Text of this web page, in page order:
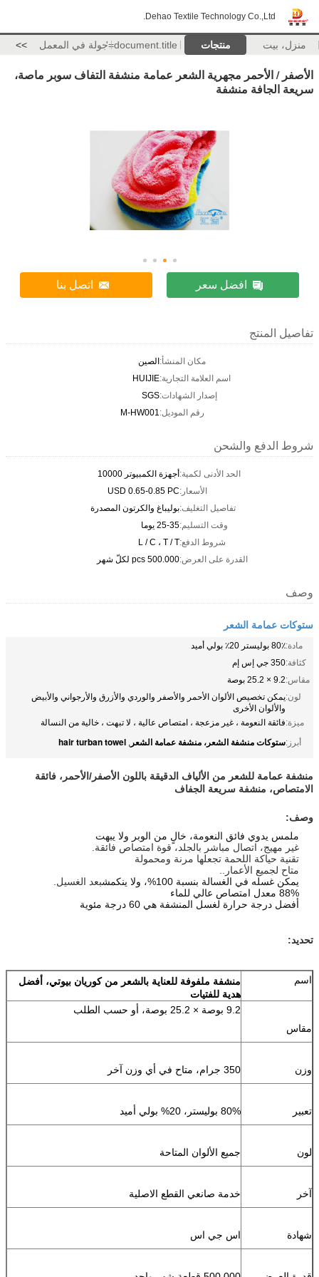
Dehao Textile Technology Co.,Ltd.
منزل، بيت منتجات document.title=' جولة في المعمل >>
الأصفر / الأحمر مجهرية الشعر عمامة منشفة التفاف سوبر ماصة،
سريعة الجافة منشفة
افضل سعر اتصل بنا
تفاصيل المنتج
مكان المنشأ:الصين
اسم العلامة التجارية:HUIJIE
إصدار الشهادات:SGS
رقم الموديل:M-HW001
شروط الدفع والشحن
الحد الأدنى لكمية:أجهزة الكمبيوتر 10000
الأسعار:USD 0.65-0.85 PC
تفاصيل التغليف:بوليباغ والكرتون المصدرة
وقت التسليم:25-35 يوما
شروط الدفع:L / C ، T / T
القدرة على العرض:500.000 pcs لكلّ شهر
وصف
ستوكات عمامة الشعر
مادة:80٪ بوليستر 20٪ بولي أميد
كثافة:350 جي إس إم
مقاس:9.2 × 25.2 بوصة
لون:يمكن تخصيص الألوان الأحمر والأصفر والوردي والأزرق والأرجواني والأبيض
والألوان الأخرى
ميزة:فائقة النعومة ، غير مزعجة ، امتصاص عالية ، لا تبهت ، خالية من النسالة
أبرز:ستوكات منشفة الشعر، منشفة عمامة الشعر ,
hair turban towel
منشفة عمامة للشعر من الألياف الدقيقة باللون الأصفر/الأحمر، فائقة
الامتصاص، منشفة سريعة الجفاف
وصف:
ملمس يدوي فائق النعومة، خالٍ من الوبر ولا يبهت
غير مهيج، اتصال مباشر بالجلد، قوة امتصاص فائقة.
تقنية حياكة اللحمة تجعلها مرنة ومحمولة
متاح لجميع الأعمار..
يمكن غسله في الغسالة بنسبة 100%، ولا ينكمش
بعد الغسيل.
88% معدل امتصاص عالي للماء
أفضل درجة حرارة لغسل المنشفة هي 60 درجة مئوية
تحديد:
اسم
منشفة ملفوفة للعناية بالشعر من كوريان بيوتي، أفضل
هدية للفتيات
مقاس
9.2 بوصة × 25.2 بوصة، أو حسب الطلب
وزن 350 جرام، متاح في أي وزن آخر
تعبير 80% بوليستر، 20% بولي أميد
لون جميع الألوان المتاحة
آخر خدمة صانعي القطع الاصلية
شهادة اس جي اس